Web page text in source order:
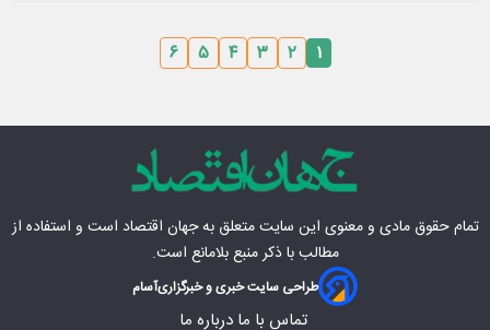
۱ ۲ ۳ ۴ ۵ ۶
تمام حقوق مادی‌ و معنوی این سایت متعلق بهجهان اقتصاد است و استفاده از
مطالب با ذکر منبع بلامانع است.
طراحی سایت خبری و خبرگزاریآسام
تماس با ما درباره ما